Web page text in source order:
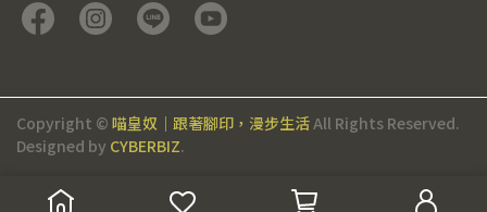
Copyright © 喵皇奴｜跟著腳印，漫步生活All Rights Reserved.
Designed by CYBERBIZ.